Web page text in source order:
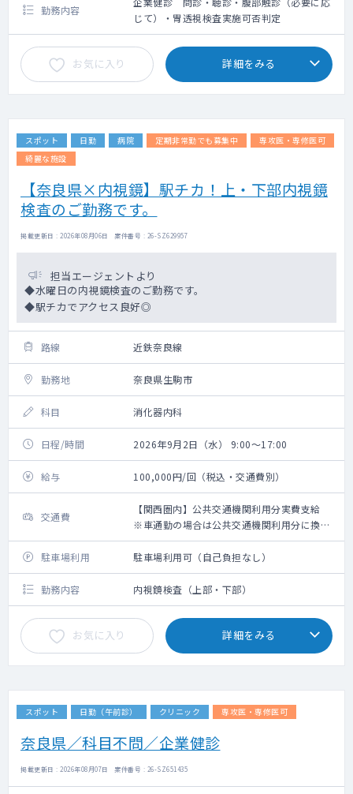
勤務内容
じて）・胃透視検査実施可否判定
お気に入り 詳細をみる
スポット 日勤 病院 定期非常勤でも募集中
専攻医・専修医可
綺麗な施設
【奈良県×内視鏡】駅チカ！上・下部内視鏡
検査のご勤務です。
掲載更新日 : 2026年08月06日 案件番号 : 26-SZ629957
担当エージェントより
◆水曜日の内視鏡検査のご勤務です。
◆駅チカでアクセス良好◎
路線 近鉄奈良線
勤務地 奈良県生駒市
科目 消化器内科
日程/時間 2026年9月2日（水） 9:00～17:00
給与 100,000円/回（税込・交通費別）
交通費
【関西圏内】公共交通機関利用分実費支給
※車通勤の場合は公共交通機関利用分に換算
して支給（高速代は支給無し）【関西圏外】
上限10,000円の支給
駐車場利用 駐車場利用可（自己負担なし）
勤務内容 内視鏡検査（上部・下部）
お気に入り 詳細をみる
スポット 日勤（午前診） クリニック 専攻医・専修医可
奈良県／科目不問／企業健診
掲載更新日 : 2026年08月07日 案件番号 : 26-SZ651435